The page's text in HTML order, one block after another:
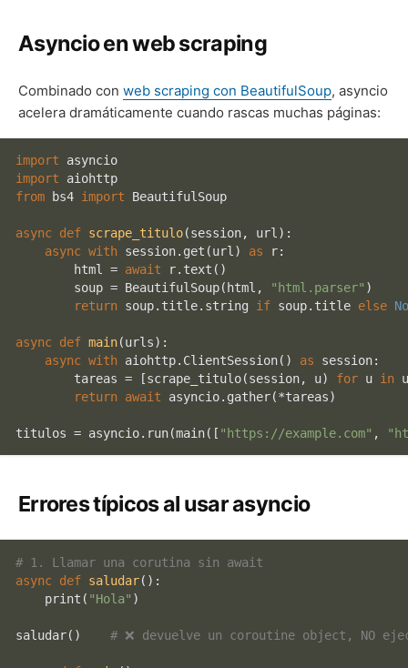
Asyncio en web scraping
Combinado con web scraping con BeautifulSoup, asyncio
acelera dramáticamente cuando rascas muchas páginas:
import
import
from bs4 import BeautifulSoup
async def scrape_titulo(session, url ):
async with session.get(url) as r:
        html =
await r.text()
        soup = BeautifulSoup(html,
"html.parser" )
return soup.title.string if soup.title else
async def main(urls):
async with aiohttp.ClientSession() as session:
        tareas = [scrape_titulo(session, u)
for u in
return await asyncio.gather(*tareas)
titulos = asyncio.run(main([ "https://example.com" ,
Errores típicos al usar asyncio
# 1. Llamar una corutina sin await
async def saludar():
print ( "Hola" )
saludar() # ❌ devuelve un coroutine object, NO